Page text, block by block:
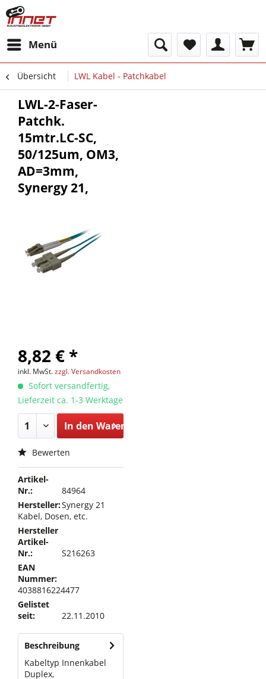
Menü
Übersicht LWL Kabel - Patchkabel
LWL-2-Faser-
Patchk.
15mtr.LC-SC,
50/125um, OM3,
AD=3mm,
Synergy 21,
8,82 € *
inkl. MwSt.zzgl. Versandkosten
Sofort versandfertig,
Lieferzeit ca. 1-3 Werktage
In den Warenkorb
Bewerten
Artikel-
Nr.:
84964
Hersteller:Synergy 21
Kabel, Dosen, etc.
Hersteller
Artikel-
Nr.:
S216263
EAN
Nummer:
4038816224477
Gelistet
seit:
22.11.2010
Beschreibung
Kabeltyp Innenkabel
Duplex,